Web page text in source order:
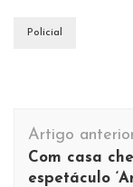
Policial
Navegação
de
post
Artigo
Com casa
espetáculo